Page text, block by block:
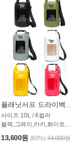
사이즈 10L / 6컬러
블랙,그레이,카키,화이트,옐로우,핑크
13,600원 (60%) 34,000원